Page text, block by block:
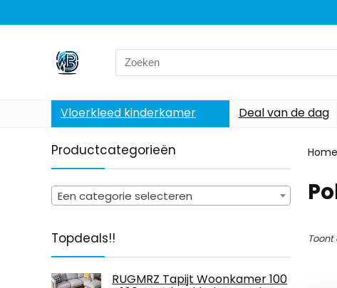
Search
for:
Vloerkleed kinderkamer Deal van de dag
Productcategorieën
Een categorie selecteren
Topdeals!!
RUGMRZ Tapijt Woonkamer 100
Home